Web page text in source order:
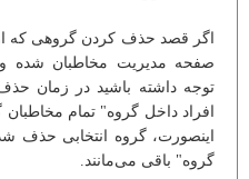
اگر قصد حذف کردن گروهی که از
صفحه مدیریت مخاطبان شده
توجه داشته باشید در زمان
افراد داخل گروه" تمام
اینصورت، گروه انتخابی حذف
گروه" باقی می‌مانند.